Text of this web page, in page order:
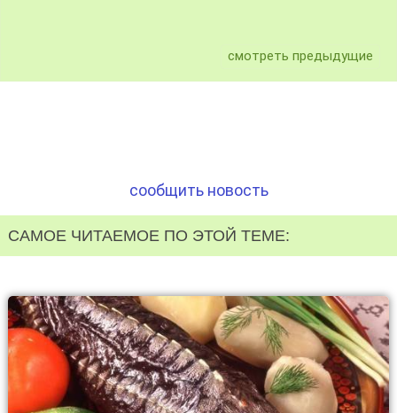
смотреть предыдущие
сообщить новость
САМОЕ ЧИТАЕМОЕ ПО ЭТОЙ ТЕМЕ: